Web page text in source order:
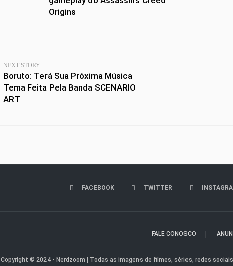
Origins
NEXT STORY
Boruto: Terá Sua Próxima Música
Tema Feita Pela Banda SCENARIO
ART
FACEBOOK TWITTER
FALE CONOSCO
Copyright © 2024 - Nerdzoom | Todas as imagens de filmes, séries, redes